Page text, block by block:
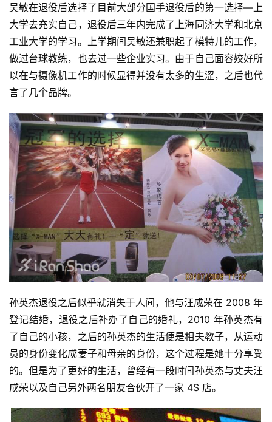
吴敏在退役后选择了目前大部分国手退役后的第一选择—上
大学去充实自己，退役后三年内完成了上海同济大学和北京
工业大学的学习。上学期间吴敏还兼职起了模特儿的工作，
做过台球教练，也去过一些企业实习。由于自己面容姣好所
以在与摄像机工作的时候显得并没有太多的生涩，之后也代
言了几个品牌。
孙英杰退役之后似乎就消失于人间，他与汪成荣在 2008 年
登记结婚，退役之后补办了自己的婚礼，2010 年孙英杰有
了自己的小孩，之后的孙英杰的生活便是相夫教子，从运动
员的身份变化成妻子和母亲的身份，这个过程是她十分享受
的。但是为了更好的生活，曾经有一段时间孙英杰与丈夫汪
成荣以及自己另外两名朋友合伙开了一家 4S 店。